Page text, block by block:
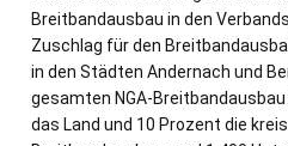
Breitbandausbau in den
Zuschlag für den
in den Städten Andernach und
gesamten NGA-
das Land und 10 Prozent die